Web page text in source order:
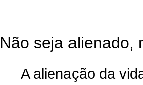
Não seja alienado,
A alienação da